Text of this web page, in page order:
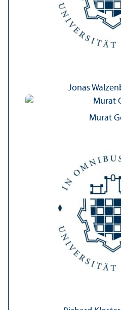
Jonas
Murat